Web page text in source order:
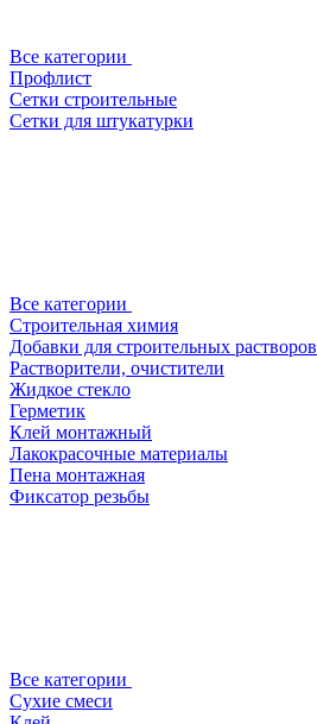
Все категории
Профлист
Сетки строительные
Сетки для штукатурки
Все категории
Строительная химия
Добавки для строительных растворов
Растворители, очистители
Жидкое стекло
Герметик
Клей монтажный
Лакокрасочные материалы
Пена монтажная
Фиксатор резьбы
Все категории
Сухие смеси